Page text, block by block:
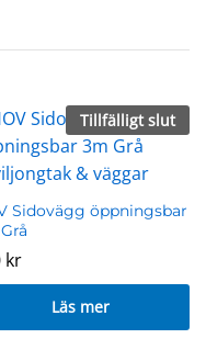
Tillfälligt slut
Sidovägg öppningsbar
kr
Läs mer